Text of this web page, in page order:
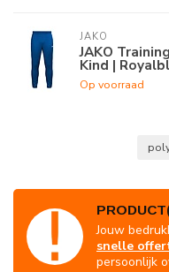
JAKO
JAKO
Kind |
Op voorraad
Jouw
snelle
persoonlijk